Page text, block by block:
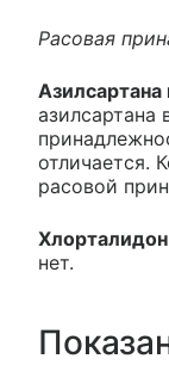
Расовая
азилсартана
отличается.
расовой
нет.